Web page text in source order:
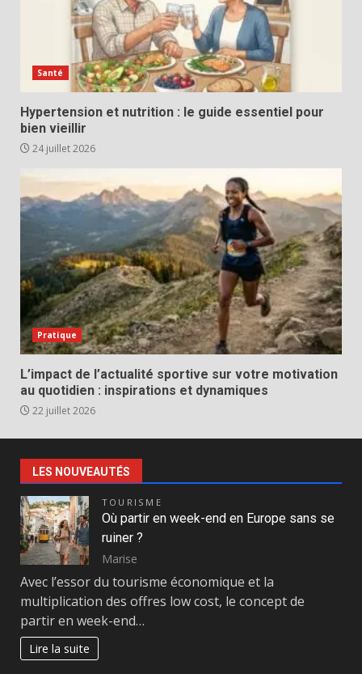
Santé
Hypertension et nutrition : le guide essentiel pour
bien vieillir
24 juillet 2026
Pratique
L’impact de l’actualité sportive sur votre motivation
au quotidien : inspirations et dynamiques
22 juillet 2026
LES NOUVEAUTÉS
TOURISME
Où partir en week-end en Europe sans se
ruiner ?
Marise
Avec l’essor du tourisme économique et la
multiplication des offres low cost, le concept de
partir en week-end…
Lire la suite